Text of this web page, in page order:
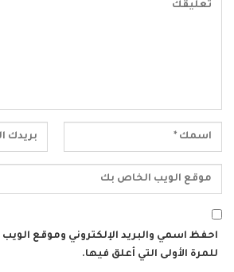
احفظ اسمي والبريد الإلكتروني وموقع
للمرة الأولى التي أعلق فيها.